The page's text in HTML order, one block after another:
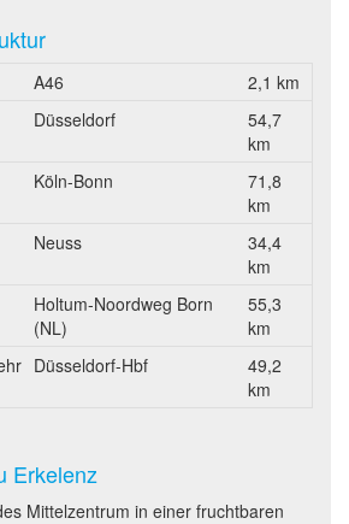
A46
2,1 km
Düsseldorf
54,7
km
Köln-Bonn
71,8
km
Neuss
34,4
km
Holtum-Noordweg Born
(NL)
55,3
km
Düsseldorf-Hbf
49,2
km
Erkelenz
Mittelzentrum in einer fruchtbaren